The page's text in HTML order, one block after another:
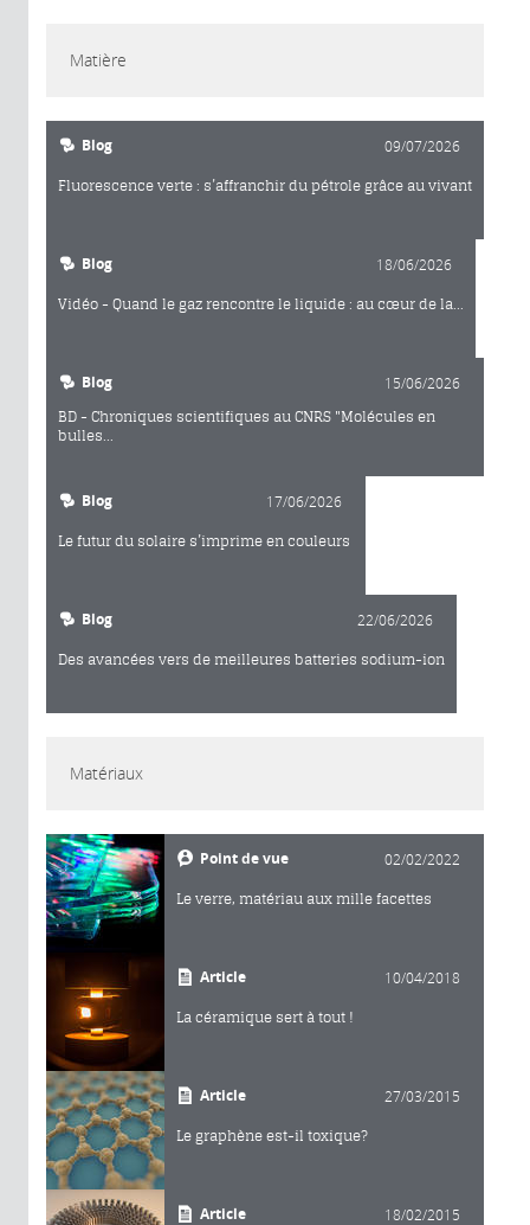
Matière
Blog 09/07/2026
Fluorescence verte : s’affranchir du pétrole grâce au vivant
Blog 18/06/2026
Vidéo - Quand le gaz rencontre le liquide : au cœur de la...
Blog 15/06/2026
BD - Chroniques scientifiques au CNRS "Molécules en
bulles...
Blog 17/06/2026
Le futur du solaire s’imprime en couleurs
Blog 22/06/2026
Des avancées vers de meilleures batteries sodium-ion
Matériaux
Point de vue 02/02/2022
Le verre, matériau aux mille facettes
Article 10/04/2018
La céramique sert à tout !
Article 27/03/2015
Le graphène est-il toxique?
Article 18/02/2015